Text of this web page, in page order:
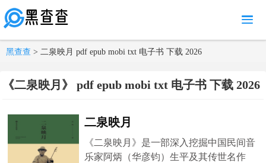
MENU
黑查查 > 二泉映月 pdf epub mobi txt 电子书 下载 2026
《二泉映月》 pdf epub mobi txt 电子书 下载 2026
二泉映月
《二泉映月》是一部深入挖掘中国民间音
乐家阿炳（华彦钧）生平及其传世名作